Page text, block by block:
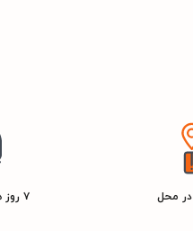
در محل ۷ روز هفته، ۲۴ ساعته